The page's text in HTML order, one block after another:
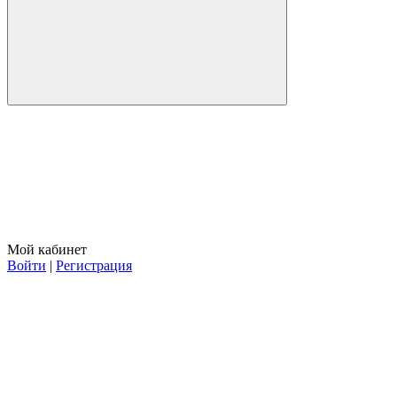
Мой кабинет
Войти | Регистрация